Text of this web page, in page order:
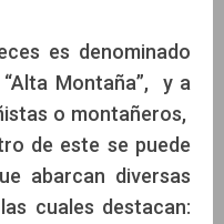
es denominado
Montaña”, y a
o montañeros,
de este se puede
abarcan diversas
cuales destacan: